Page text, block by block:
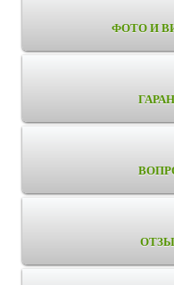
ФОТО И